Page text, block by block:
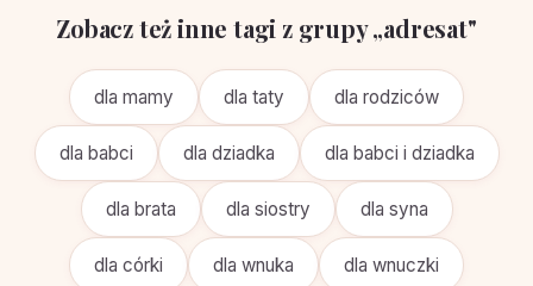
Zobacz też inne tagi z grupy „adresat"
dla mamy dla taty dla rodziców
dla babci dla dziadka dla babci i dziadka
dla brata dla siostry dla syna
dla córki dla wnuka dla wnuczki